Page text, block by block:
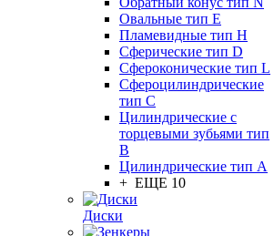
Овальные тип E
Пламевидные тип H
Сферические тип D
Сфероконические тип L
Сфероцилиндрические
тип C
Цилиндрические с
торцевыми зубьями тип
B
Цилиндрические тип А
+ ЕЩЕ 10
Диски